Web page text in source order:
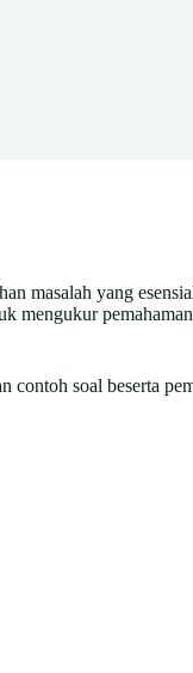
masalah yang
mengukur
soal beserta